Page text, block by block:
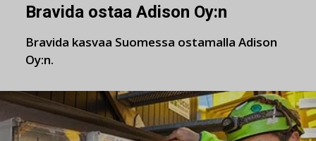
Bravida ostaa Adison Oy:n
Bravida kasvaa Suomessa ostamalla Adison
Oy:n.